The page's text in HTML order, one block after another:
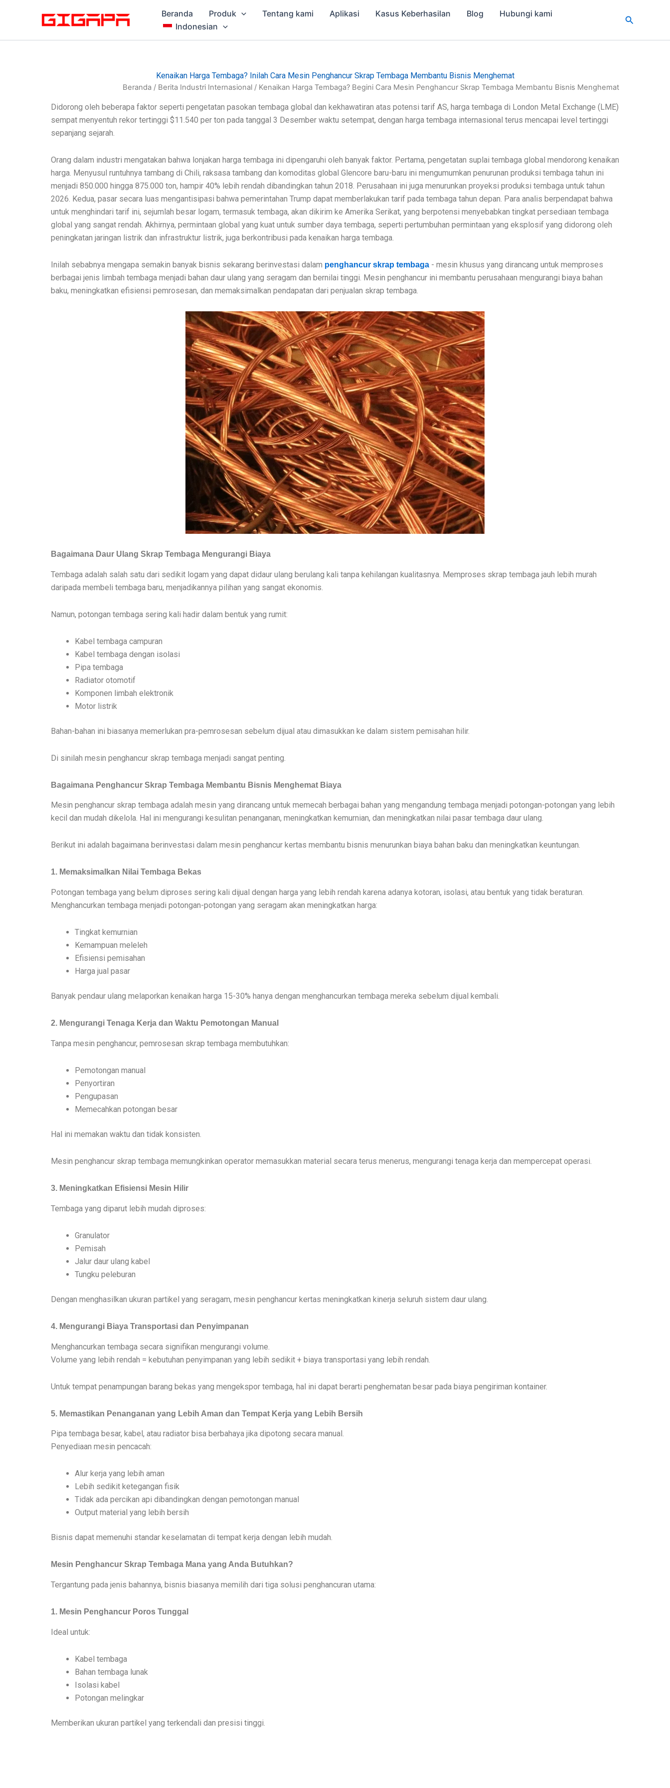
Beranda Produk Tentang kami Aplikasi Kasus Keberhasilan Blog
Hubungi kami
Indonesian
Cari
Kenaikan Harga Tembaga? Inilah Cara Mesin Penghancur Skrap Tembaga Membantu Bisnis Menghemat
Beranda / Berita Industri Internasional / Kenaikan Harga Tembaga? Begini Cara Mesin Penghancur Skrap Tembaga Membantu Bisnis Menghemat
Didorong oleh beberapa faktor seperti pengetatan pasokan tembaga global dan kekhawatiran atas potensi tarif AS, harga tembaga di London Metal Exchange (LME)
sempat menyentuh rekor tertinggi $11.540 per ton pada tanggal 3 Desember waktu setempat, dengan harga tembaga internasional terus mencapai level tertinggi
sepanjang sejarah.
Orang dalam industri mengatakan bahwa lonjakan harga tembaga ini dipengaruhi oleh banyak faktor. Pertama, pengetatan suplai tembaga global mendorong kenaikan
harga. Menyusul runtuhnya tambang di Chili, raksasa tambang dan komoditas global Glencore baru-baru ini mengumumkan penurunan produksi tembaga tahun ini
menjadi 850.000 hingga 875.000 ton, hampir 40% lebih rendah dibandingkan tahun 2018. Perusahaan ini juga menurunkan proyeksi produksi tembaga untuk tahun
2026. Kedua, pasar secara luas mengantisipasi bahwa pemerintahan Trump dapat memberlakukan tarif pada tembaga tahun depan. Para analis berpendapat bahwa
untuk menghindari tarif ini, sejumlah besar logam, termasuk tembaga, akan dikirim ke Amerika Serikat, yang berpotensi menyebabkan tingkat persediaan tembaga
global yang sangat rendah. Akhirnya, permintaan global yang kuat untuk sumber daya tembaga, seperti pertumbuhan permintaan yang eksplosif yang didorong oleh
peningkatan jaringan listrik dan infrastruktur listrik, juga berkontribusi pada kenaikan harga tembaga.
Inilah sebabnya mengapa semakin banyak bisnis sekarang berinvestasi dalam penghancur skrap tembaga - mesin khusus yang dirancang untuk memproses
berbagai jenis limbah tembaga menjadi bahan daur ulang yang seragam dan bernilai tinggi. Mesin penghancur ini membantu perusahaan mengurangi biaya bahan
baku, meningkatkan efisiensi pemrosesan, dan memaksimalkan pendapatan dari penjualan skrap tembaga.
Bagaimana Daur Ulang Skrap Tembaga Mengurangi Biaya
Tembaga adalah salah satu dari sedikit logam yang dapat didaur ulang berulang kali tanpa kehilangan kualitasnya. Memproses skrap tembaga jauh lebih murah
daripada membeli tembaga baru, menjadikannya pilihan yang sangat ekonomis.
Namun, potongan tembaga sering kali hadir dalam bentuk yang rumit:
Kabel tembaga campuran
Kabel tembaga dengan isolasi
Pipa tembaga
Radiator otomotif
Komponen limbah elektronik
Motor listrik
Bahan-bahan ini biasanya memerlukan pra-pemrosesan sebelum dijual atau dimasukkan ke dalam sistem pemisahan hilir.
Di sinilah mesin penghancur skrap tembaga menjadi sangat penting.
Bagaimana Penghancur Skrap Tembaga Membantu Bisnis Menghemat Biaya
Mesin penghancur skrap tembaga adalah mesin yang dirancang untuk memecah berbagai bahan yang mengandung tembaga menjadi potongan-potongan yang lebih
kecil dan mudah dikelola. Hal ini mengurangi kesulitan penanganan, meningkatkan kemurnian, dan meningkatkan nilai pasar tembaga daur ulang.
Berikut ini adalah bagaimana berinvestasi dalam mesin penghancur kertas membantu bisnis menurunkan biaya bahan baku dan meningkatkan keuntungan.
1. Memaksimalkan Nilai Tembaga Bekas
Potongan tembaga yang belum diproses sering kali dijual dengan harga yang lebih rendah karena adanya kotoran, isolasi, atau bentuk yang tidak beraturan.
Menghancurkan tembaga menjadi potongan-potongan yang seragam akan meningkatkan harga:
Tingkat kemurnian
Kemampuan meleleh
Efisiensi pemisahan
Harga jual pasar
Banyak pendaur ulang melaporkan kenaikan harga 15-30% hanya dengan menghancurkan tembaga mereka sebelum dijual kembali.
2. Mengurangi Tenaga Kerja dan Waktu Pemotongan Manual
Tanpa mesin penghancur, pemrosesan skrap tembaga membutuhkan:
Pemotongan manual
Penyortiran
Pengupasan
Memecahkan potongan besar
Hal ini memakan waktu dan tidak konsisten.
Mesin penghancur skrap tembaga memungkinkan operator memasukkan material secara terus menerus, mengurangi tenaga kerja dan mempercepat operasi.
3. Meningkatkan Efisiensi Mesin Hilir
Tembaga yang diparut lebih mudah diproses:
Granulator
Pemisah
Jalur daur ulang kabel
Tungku peleburan
Dengan menghasilkan ukuran partikel yang seragam, mesin penghancur kertas meningkatkan kinerja seluruh sistem daur ulang.
4. Mengurangi Biaya Transportasi dan Penyimpanan
Menghancurkan tembaga secara signifikan mengurangi volume.
Volume yang lebih rendah = kebutuhan penyimpanan yang lebih sedikit + biaya transportasi yang lebih rendah.
Untuk tempat penampungan barang bekas yang mengekspor tembaga, hal ini dapat berarti penghematan besar pada biaya pengiriman kontainer.
5. Memastikan Penanganan yang Lebih Aman dan Tempat Kerja yang Lebih Bersih
Pipa tembaga besar, kabel, atau radiator bisa berbahaya jika dipotong secara manual.
Penyediaan mesin pencacah:
Alur kerja yang lebih aman
Lebih sedikit ketegangan fisik
Tidak ada percikan api dibandingkan dengan pemotongan manual
Output material yang lebih bersih
Bisnis dapat memenuhi standar keselamatan di tempat kerja dengan lebih mudah.
Mesin Penghancur Skrap Tembaga Mana yang Anda Butuhkan?
Tergantung pada jenis bahannya, bisnis biasanya memilih dari tiga solusi penghancuran utama:
1. Mesin Penghancur Poros Tunggal
Ideal untuk:
Kabel tembaga
Bahan tembaga lunak
Isolasi kabel
Potongan melingkar
Memberikan ukuran partikel yang terkendali dan presisi tinggi.